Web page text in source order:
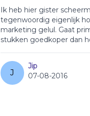
Ik heb hier gister
tegenwoordig eigenlijk
marketing gelul. Gaat
stukken goedkoper dan
J
Jip
07-08-2016